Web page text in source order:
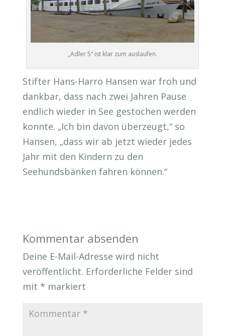
„Adler 5“ ist klar zum auslaufen.
Stifter Hans-Harro Hansen war froh und
dankbar, dass nach zwei Jahren Pause
endlich wieder in See gestochen werden
konnte. „Ich bin davon überzeugt,“ so
Hansen, „dass wir ab jetzt wieder jedes
Jahr mit den Kindern zu den
Seehundsbänken fahren können.“
Kommentar absenden
Deine E-Mail-Adresse wird nicht
veröffentlicht. Erforderliche Felder sind
mit * markiert